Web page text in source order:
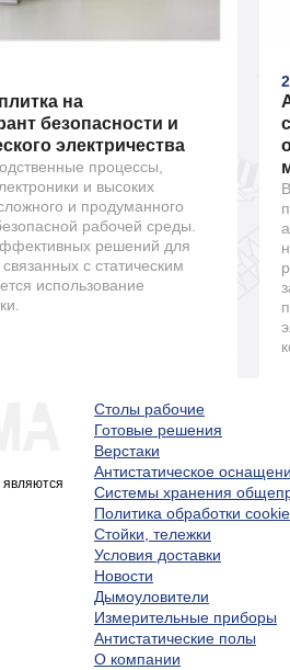
на
безопасности и
электричества
процессы,
и высоких
и продуманного
рабочей среды.
решений для
с статическим
использование
Столы рабочие
Готовые решения
Верстаки
Антистатическое
Системы хранения
Политика обработки cookie
Стойки, тележки
Условия доставки
Новости
Дымоуловители
Измерительные приборы
Антистатические полы
О компании